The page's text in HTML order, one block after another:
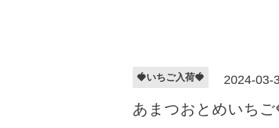
🍓いちご入荷🍓 2024-03-
あまつおとめいちご